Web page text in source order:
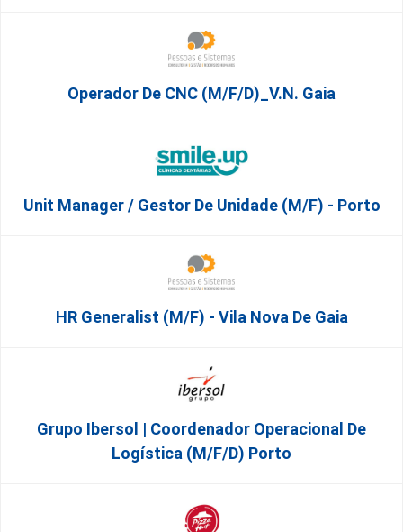
Operador De CNC (m/f/d)_V.N. Gaia
Unit Manager / Gestor De Unidade (M/F) - Porto
HR Generalist (m/f) - Vila Nova De Gaia
Grupo Ibersol | Coordenador Operacional De
Logística (m/f/d) Porto